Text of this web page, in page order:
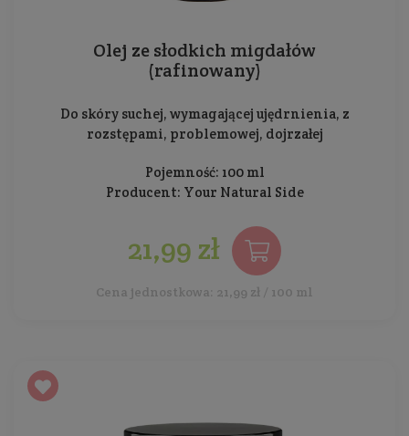
Olej ze słodkich migdałów
(rafinowany)
Do skóry suchej, wymagającej ujędrnienia, z
rozstępami, problemowej, dojrzałej
Pojemność: 100 ml
Producent: Your Natural Side
21,99 zł
Cena jednostkowa: 21,99 zł / 100 ml